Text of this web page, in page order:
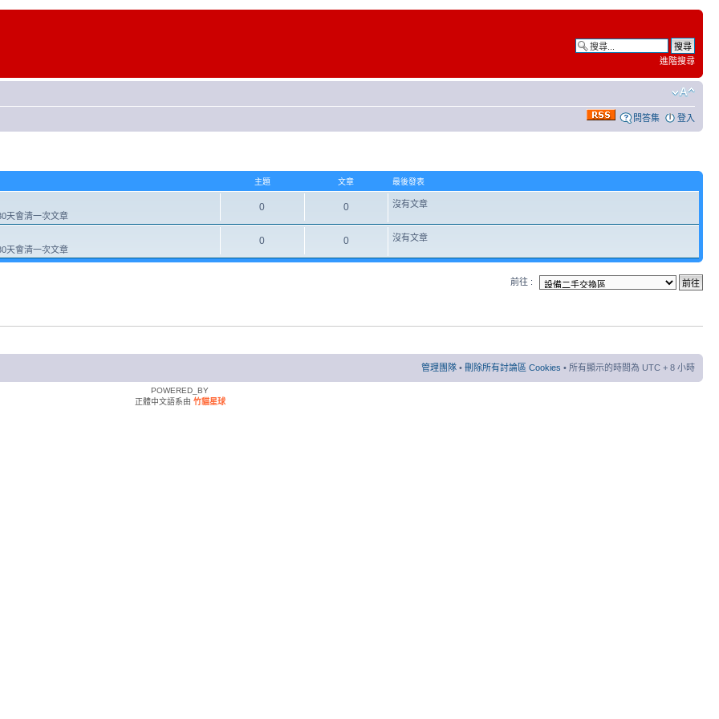
進階搜尋
問答集 登入
主題 文章 最後發表
天會清一次文章
0 0 沒有文章
天會清一次文章
0 0 沒有文章
前往 :
管理團隊 • 刪除所有討論區 Cookies • 所有顯示的時間為 UTC + 8 小時
POWERED_BY
正體中文語系由 竹貓星球